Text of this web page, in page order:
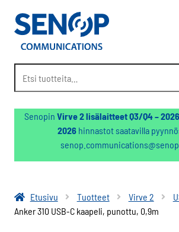
Senopin Virve 2 lisälaitteet Q3/Q4 – 2026
2026hinnastot saatavilla
Etusivu Tuotteet Virve 2
Anker 310 USB-C kaapeli, punottu, 0,9m